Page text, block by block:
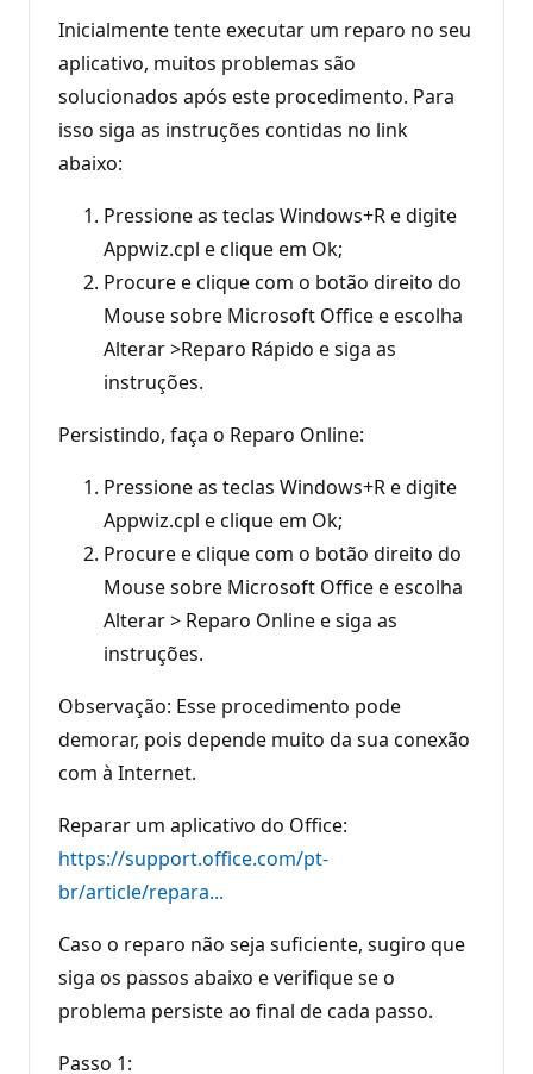
Inicialmente tente executar um reparo no seu
aplicativo, muitos problemas são
solucionados após este procedimento. Para
isso siga as instruções contidas no link
abaixo:
Pressione as teclas Windows+R e digite
Appwiz.cpl e clique em Ok;
Procure e clique com o botão direito do
Mouse sobre Microsoft Office e escolha
Alterar >Reparo Rápido e siga as
instruções.
Persistindo, faça o Reparo Online:
Pressione as teclas Windows+R e digite
Appwiz.cpl e clique em Ok;
Procure e clique com o botão direito do
Mouse sobre Microsoft Office e escolha
Alterar > Reparo Online e siga as
instruções.
Observação: Esse procedimento pode
demorar, pois depende muito da sua conexão
com à Internet.
Reparar um aplicativo do Office:
https://support.office.com/pt-
br/article/repara...
Caso o reparo não seja suficiente, sugiro que
siga os passos abaixo e verifique se o
problema persiste ao final de cada passo.
Passo 1: